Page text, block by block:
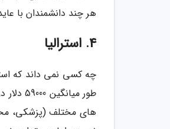
هر چند دانشمندان با عایدی بالاتر می
4. استرالیا
چه کسی نمی داند که
طور
های مختلف (پزشکی،